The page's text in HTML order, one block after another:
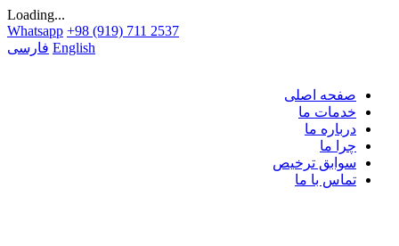
Loading...
Whatsapp +98 (919) 711 2537
فارسی English
صفحه اصلی
خدمات ما
درباره ما
چرا ما
سوابق ترخیص
تماس با ما